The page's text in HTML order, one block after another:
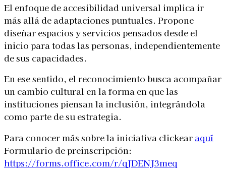
El enfoque de accesibilidad universal implica ir
más allá de adaptaciones puntuales. Propone
diseñar espacios y servicios pensados desde el
inicio para todas las personas, independientemente
de sus capacidades.
En ese sentido, el reconocimiento busca acompañar
un cambio cultural en la forma en que las
instituciones piensan la inclusión, integrándola
como parte de su estrategia.
Para conocer más sobre la iniciativa clickear aquí
Formulario de preinscripción:
https://forms.office.com/r/qJDENJ3meq